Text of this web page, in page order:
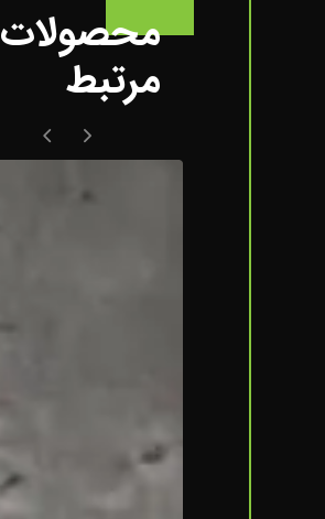
محصولات
مرتبط